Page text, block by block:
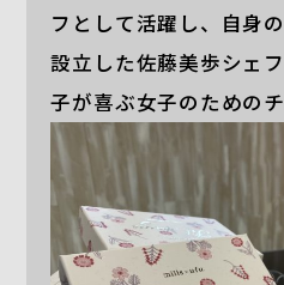
フとして活躍し、自身
設立した佐藤美歩シェ
子が喜ぶ女子のための